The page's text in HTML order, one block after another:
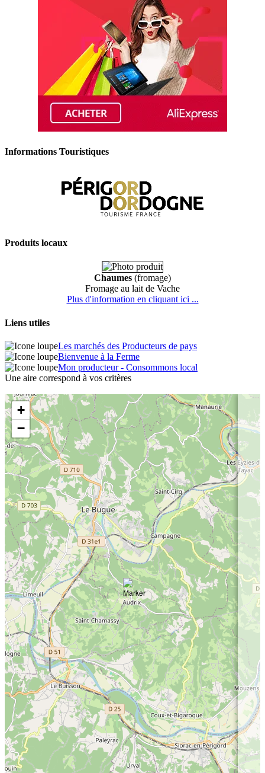
Informations Touristiques
Produits locaux
Chaumes (fromage)
Fromage au lait de Vache
Plus d'information en cliquant ici ...
Liens utiles
Les marchés des Producteurs de pays
Bienvenue à la Ferme
Mon producteur - Consommons local
Une aire correspond à vos critères
+
−